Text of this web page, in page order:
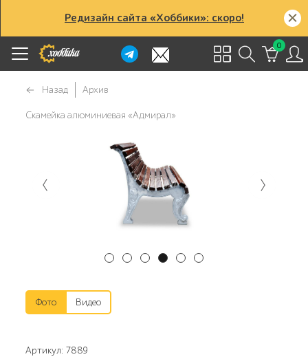
Редизайн сайта «Хоббики»: скоро!
0
Назад Архив
Скамейка алюминиевая «Адмирал»
Фото Видео
Артикул: 7889